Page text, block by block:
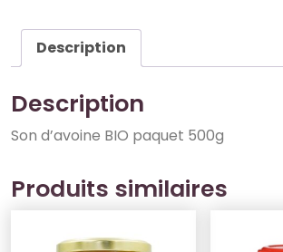
Description
Description
Son d’avoine BIO paquet 500g
Produits similaires